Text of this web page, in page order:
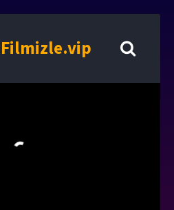
Filmizle.vip